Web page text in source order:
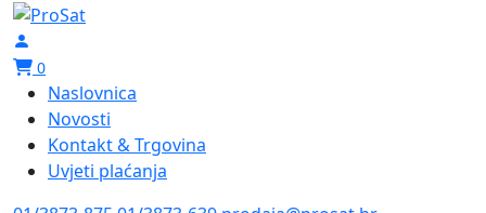
0
Naslovnica
Novosti
Kontakt & Trgovina
Uvjeti plaćanja